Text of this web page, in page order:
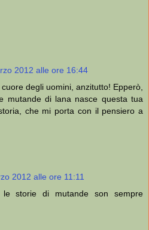
2012 alle ore 16:44
degli uomini, anzitutto! Epperò,
mutande di lana nasce questa tua
che mi porta con il pensiero a
2012 alle ore 11:11
storie di mutande son sempre